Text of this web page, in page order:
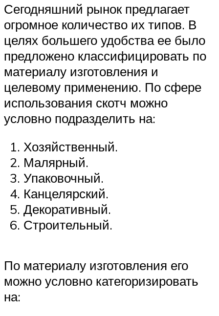
Сегодняшний рынок предлагает
огромное количество их типов. В
целях большего удобства ее было
предложено классифицировать по
материалу изготовления и
целевому применению. По сфере
использования скотч можно
условно подразделить на:
Хозяйственный.
Малярный.
Упаковочный.
Канцелярский.
Декоративный.
Строительный.
По материалу изготовления его
можно условно категоризировать
на: